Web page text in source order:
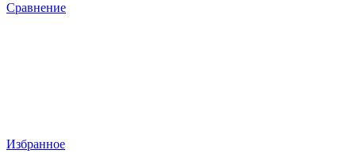
Сравнение
Избранное